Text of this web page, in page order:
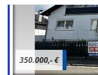
350.000,- €